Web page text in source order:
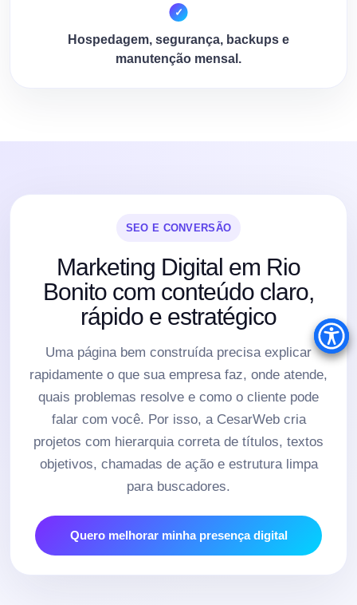
Hospedagem, segurança, backups e
manutenção mensal.
SEO E CONVERSÃO
Marketing Digital em Rio
Bonito com conteúdo claro,
rápido e estratégico
Uma página bem construída precisa explicar
rapidamente o que sua empresa faz, onde atende,
quais problemas resolve e como o cliente pode
falar com você. Por isso, a CesarWeb cria
projetos com hierarquia correta de títulos, textos
objetivos, chamadas de ação e estrutura limpa
para buscadores.
Quero melhorar minha presença digital